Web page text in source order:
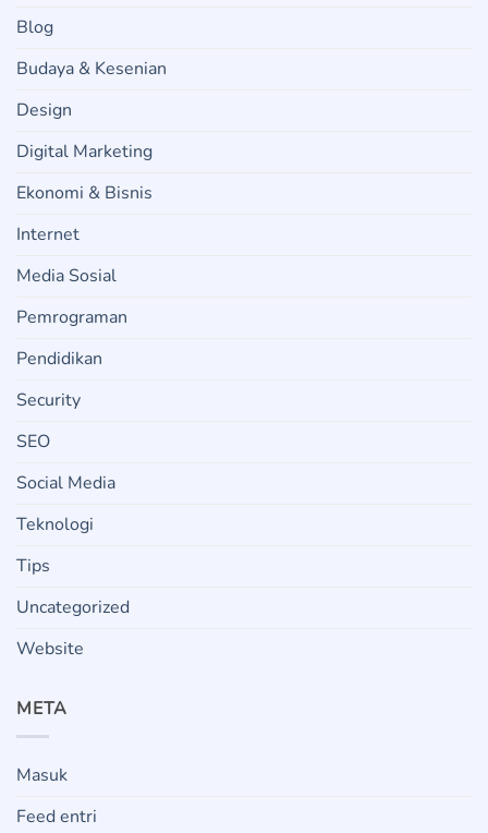
Blog
Budaya & Kesenian
Design
Digital Marketing
Ekonomi & Bisnis
Internet
Media Sosial
Pemrograman
Pendidikan
Security
SEO
Social Media
Teknologi
Tips
Uncategorized
Website
META
Masuk
Feed entri